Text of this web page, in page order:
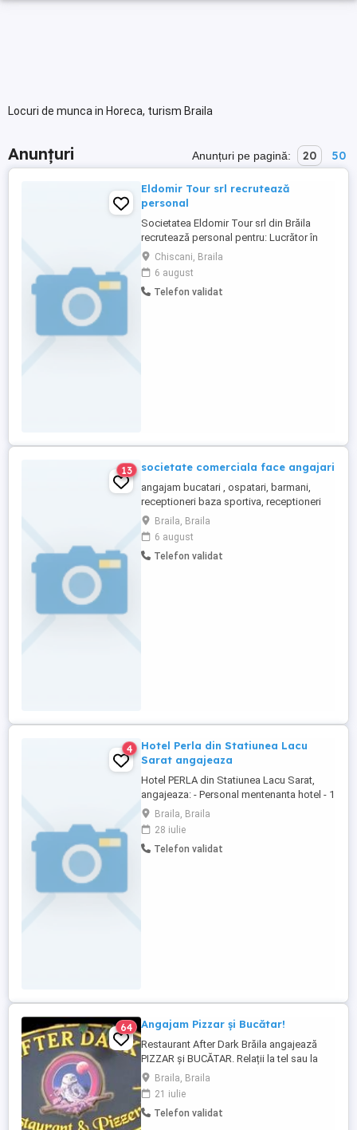
Locuri de munca in Horeca, turism Braila
Anunțuri Anunțuri pe pagină: 20 50
Eldomir Tour srl recrutează
personal
Societatea Eldomir Tour srl din Brăila
recrutează personal pentru: Lucrător în
bucătărie (spălătorie vase mari) -2 posturi
cod COR 941201; Îngrijitor spatii hoteliere
-1 post cod COR 911202; Condiții studii
minime, scoala generala, vechime minima
Chiscani, Braila
6 august
Telefon validat
13 societate comerciala face angajari
angajam bucatari , ospatari, barmani,
receptioneri baza sportiva, receptioneri
piscina, salvamar...mentionam ca
acceptam si persoane cu mai putina
exoerienta
Braila, Braila
6 august
Telefon validat
4
Hotel Perla din Statiunea Lacu
Sarat angajeaza
Hotel PERLA din Statiunea Lacu Sarat,
angajeaza: - Personal mentenanta hotel - 1
persoana Experienta constituie avantaj.
Braila, Braila
28 iulie
Telefon validat
64 Angajam Pizzar și Bucătar!
Restaurant After Dark Brăila angajează
PIZZAR și BUCĂTAR. Relații la tel sau la
locația din Braila, str. Plevna nr. 64. Vă
așteptăm în echipa noastră!
Braila, Braila
21 iulie
Telefon validat